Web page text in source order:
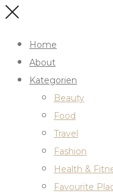
Home
About
Kategorien
Beauty
Food
Travel
Fashion
Health &
Favourite